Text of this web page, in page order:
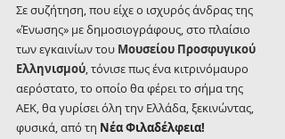
Σε συζήτηση, που είχε ο ισχυρός άνδρας της
«Ένωσης» με δημοσιογράφους, στο πλαίσιο
των εγκαινίων του Μουσείου Προσφυγικού
Ελληνισμού , τόνισε πως ένα κιτρινόμαυρο
αερόστατο, το οποίο θα φέρει το σήμα της
ΑΕΚ, θα γυρίσει όλη την Ελλάδα, ξεκινώντας,
φυσικά, από τη Νέα Φιλαδέλφεια!